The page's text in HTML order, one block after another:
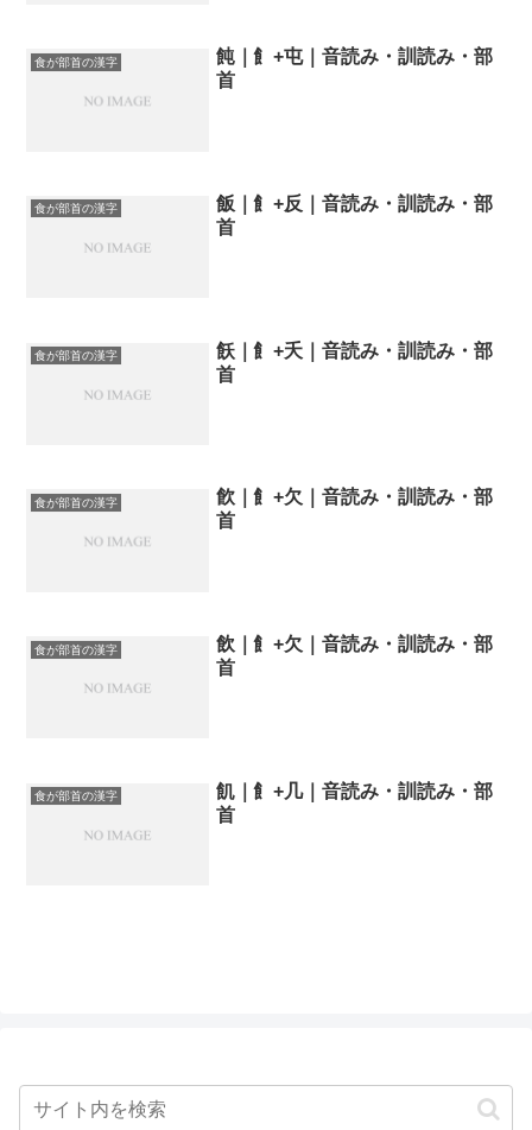
食が部首の漢字
飩｜飠+屯｜音読み・訓読み・部
首
食が部首の漢字
飯｜飠+反｜音読み・訓読み・部
首
食が部首の漢字
飫｜飠+夭｜音読み・訓読み・部
首
食が部首の漢字
飮｜飠+欠｜音読み・訓読み・部
首
食が部首の漢字
飲｜飠+欠｜音読み・訓読み・部
首
食が部首の漢字
飢｜飠+几｜音読み・訓読み・部
首